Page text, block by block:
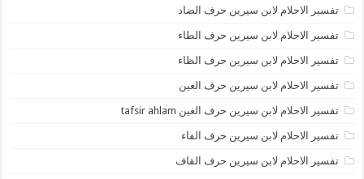
تفسير الاحلام لابن سيرين حرف الضاد
تفسير الاحلام لابن سيرين حرف الطاء
تفسير الاحلام لابن سيرين حرف الظاء
تفسير الاحلام لابن سيرين حرف العين
تفسير الاحلام لابن سيرين حرف الغين tafsir ahlam
تفسير الاحلام لابن سيرين حرف الفاء
تفسير الاحلام لابن سيرين حرف القاف